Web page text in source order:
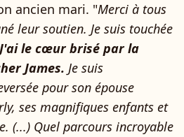
ancien mari. "Merci à tous
leur soutien. Je suis touchée
J'ai le cœur brisé par la
James. Je suis
pour son épouse
ses magnifiques enfants et
(...) Quel parcours incroyable